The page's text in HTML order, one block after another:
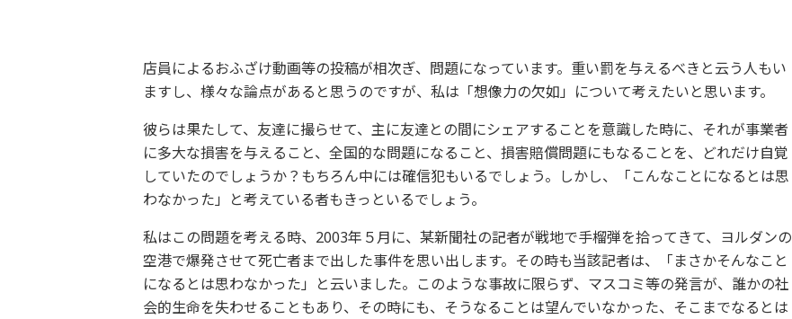
店員によるおふざけ動画等の投稿が相次ぎ、問題になっています。重い罰を与えるべきと云う人もい
ますし、様々な論点があると思うのですが、私は「想像力の欠如」について考えたいと思います。
彼らは果たして、友達に撮らせて、主に友達との間にシェアすることを意識した時に、それが事業者
に多大な損害を与えること、全国的な問題になること、損害賠償問題にもなることを、どれだけ自覚
していたのでしょうか？もちろん中には確信犯もいるでしょう。しかし、「こんなことになるとは思
わなかった」と考えている者もきっといるでしょう。
私はこの問題を考える時、2003年５月に、某新聞社の記者が戦地で手榴弾を拾ってきて、ヨルダンの
空港で爆発させて死亡者まで出した事件を思い出します。その時も当該記者は、「まさかそんなこと
になるとは思わなかった」と云いました。このような事故に限らず、マスコミ等の発言が、誰かの社
会的生命を失わせることもあり、その時にも、そうなることは望んでいなかった、そこまでなるとは